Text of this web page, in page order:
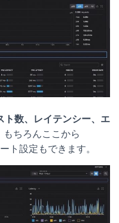
ト数、レイテンシー、エ
ちろんここから
ト設定もできます。